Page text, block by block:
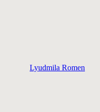
Lyudmila Romen